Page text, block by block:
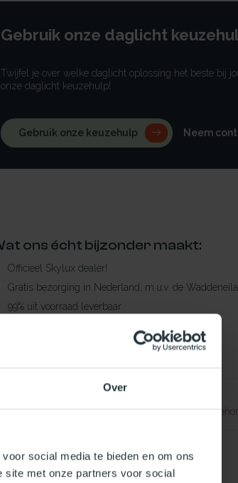
Over
social media te bieden en om ons
site met onze partners voor social
Gebruik onze daglicht
Twijfel je over welke daglicht oplossing het beste bij
onze daglicht keuzehulp!
Gebruik onze keuzehulp Neem
ons écht bijzonder maakt:
Officieel Skylux dealer!
Gratis bezorging in Nederland, m.u.v. de
99% uit voorraad leverbaar
TypeError: Failed to fetch
https://www.natuurlijklicht.nl/platdakramen/